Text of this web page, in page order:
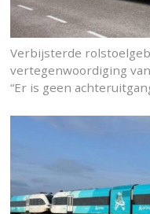
Verbijsterde
vertegenwoordiging
“Er is geen